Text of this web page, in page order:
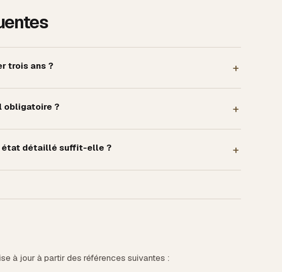
trois ans ? +
obligatoire ? +
état détaillé suffit-elle ? +
à jour à partir des références suivantes :